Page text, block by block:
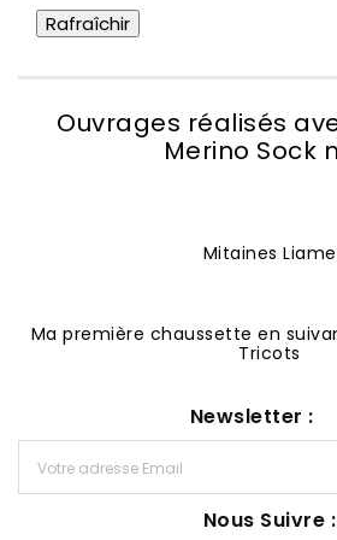
Ouvrages réalisés
Merino Sock
Mitaines Liame
Ma première chaussette en
Tricots
Newsletter :
Nous Suivre :